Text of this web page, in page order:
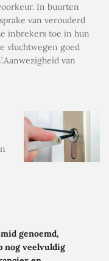
In buurten
van verouderd
inbrekers toe in hun
vluchtwegen goed
van
genoemd,
nog veelvuldig